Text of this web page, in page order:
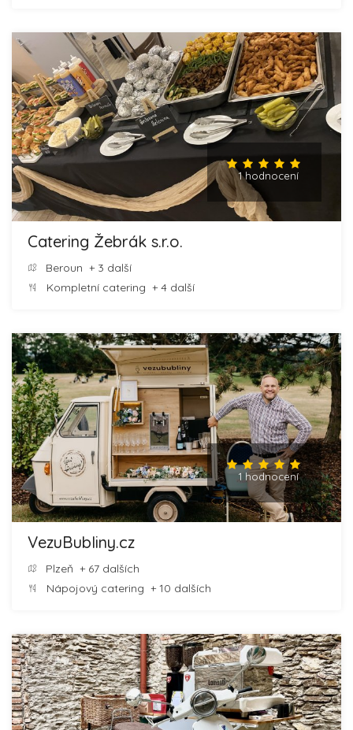
1 hodnocení
Catering Žebrák s.r.o.
Beroun + 3 další
Kompletní catering + 4 další
1 hodnocení
VezuBubliny.cz
Plzeň + 67 dalších
Nápojový catering + 10 dalších